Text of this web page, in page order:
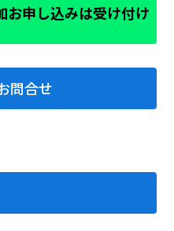
お申し込みは受け付け
問合せ